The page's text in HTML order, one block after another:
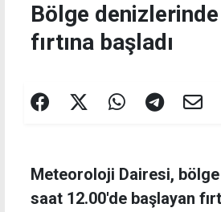
Bölge
fırtına başladı
Meteoroloji Dairesi,
saat 12.00'de başlayan